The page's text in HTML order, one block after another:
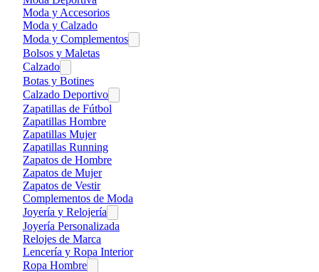
Moda y Accesorios
Moda y Calzado
Moda y Complementos
Bolsos y Maletas
Calzado
Botas y Botines
Calzado Deportivo
Zapatillas de Fútbol
Zapatillas Hombre
Zapatillas Mujer
Zapatillas Running
Zapatos de Hombre
Zapatos de Mujer
Zapatos de Vestir
Complementos de Moda
Joyería y Relojería
Joyería Personalizada
Relojes de Marca
Lencería y Ropa Interior
Ropa Hombre